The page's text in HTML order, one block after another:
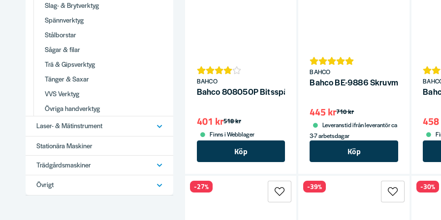
Slag- & Brytverktyg
Spännverktyg
Stålborstar
Sågar & filar
Trä & Gipsverktyg
Tänger & Saxar
VVS Verktyg
Övriga handverktyg
Laser- & Mätinstrument
Stationära Maskiner
Trädgårdsmaskiner
Övrigt
BAHCO
Bahco 808050P Bitsspärrskruvmejsel med pistolgrepp med 6st
518 kr
401 kr
Finns i Webblager
Köp
BAHCO
Bahco BE-9886 Skruvmejselsats
710 kr
445 kr
Leveranstid ifrån leverantör ca
3-7 arbetsdagar
Köp
-27% -39% -30%